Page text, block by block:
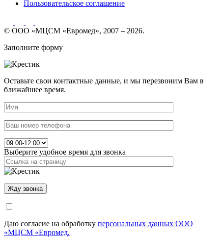
Пользовательское соглашение
© ООО «МЦСМ «Евромед», 2007 – 2026.
Заполните форму
Оставьте свои контактные данные, и мы перезвоним Вам в
ближайшее время.
Выберите удобное время для звонка
Даю согласие на обработку персональных данных ООО
«МЦСМ «Евромед.